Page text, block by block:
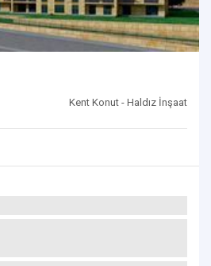
Kent Konut - Haldız İnşaat